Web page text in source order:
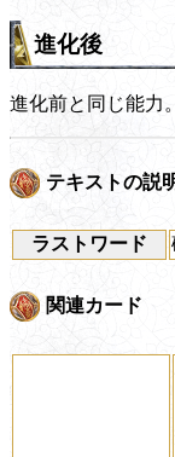
進化後
進化前と同じ能力。
テキストの説
ラストワード
関連カード